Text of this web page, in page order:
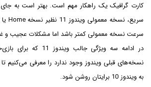
کارت گرافیک یک راهکار مهم است. بهتر است به
سرعت نسخه معمولی کمتر باشد اما مشکلات عجیب و
در ادامه سه ویژگی جالب
به ویندوز 10 برایتان روشن شود.